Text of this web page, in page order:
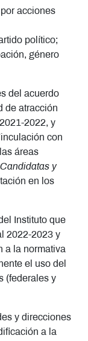
acciones
político;
género
del acuerdo
de atracción
2022, y
con
áreas
Candidatas y
en los
Instituto que
2022-2023 y
a la normativa
el uso del
(federales y
y direcciones
a la